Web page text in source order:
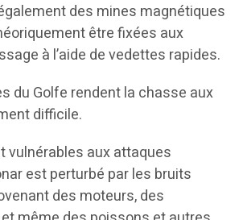
des mines magnétiques
être fixées aux
à l’aide de vedettes rapides.
du Golfe rendent la chasse aux
difficile.
vulnérables aux attaques
est perturbé par les bruits
des moteurs, des